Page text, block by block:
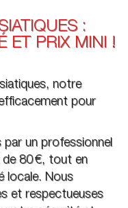
:
ET PRIX MINI !
notre
pour
un professionnel
80 €, tout en
locale. Nous
et respectueuses